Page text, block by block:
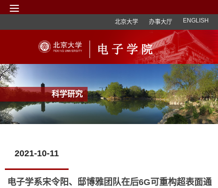
北京大学 办事大厅 ENGLISH
科学研究
2021-10-11
电子学系宋令阳、邸博雅团队在后6G可重构超表面通